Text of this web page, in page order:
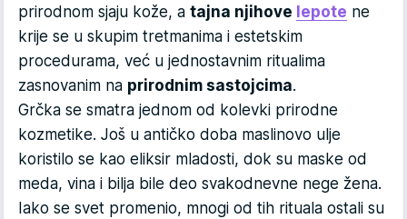
prirodnom sjaju kože, a tajna njihove lepote ne
krije se u skupim tretmanima i estetskim
procedurama, već u jednostavnim ritualima
zasnovanim na prirodnim sastojcima.
Grčka se smatra jednom od kolevki prirodne
kozmetike. Još u antičko doba maslinovo ulje
koristilo se kao eliksir mladosti, dok su maske od
meda, vina i bilja bile deo svakodnevne nege žena.
Iako se svet promenio, mnogi od tih rituala ostali su